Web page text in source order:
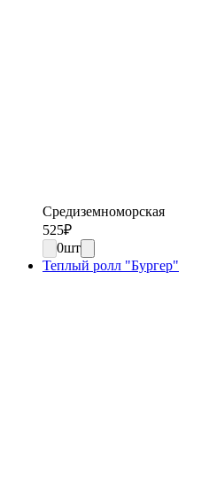
Средиземноморская
525₽
0шт
Теплый ролл "Бургер"